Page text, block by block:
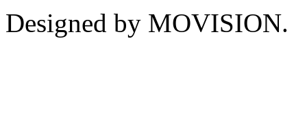
Designed by MOVISION.